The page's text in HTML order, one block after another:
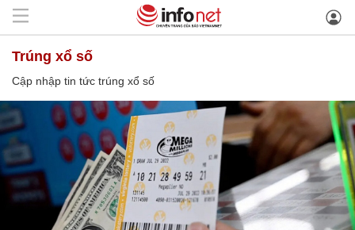
trúng xổ số
Cập nhập tin tức trúng xổ số